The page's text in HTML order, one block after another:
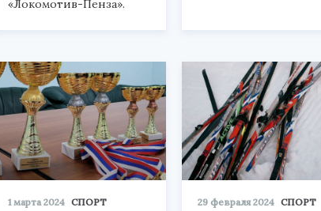
«Локомотив-Пенза».
1 марта 2024 СПОРТ 29 февраля 2024 СПОРТ